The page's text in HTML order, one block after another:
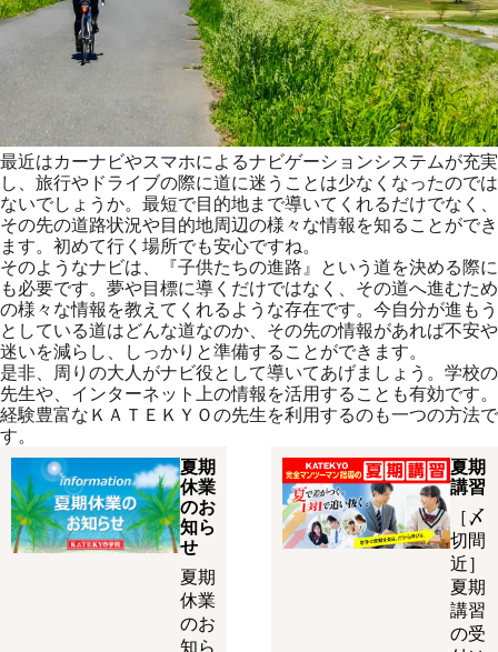
最近はカーナビやスマホによるナビゲーションシステムが充実
し、旅行やドライブの際に道に迷うことは少なくなったのでは
ないでしょうか。最短で目的地まで導いてくれるだけでなく、
その先の道路状況や目的地周辺の様々な情報を知ることができ
ます。初めて行く場所でも安心ですね。
そのようなナビは、『子供たちの進路』という道を決める際に
も必要です。夢や目標に導くだけではなく、その道へ進むため
の様々な情報を教えてくれるような存在です。今自分が進もう
としている道はどんな道なのか、その先の情報があれば不安や
迷いを減らし、しっかりと準備することができます。
是非、周りの大人がナビ役として導いてあげましょう。学校の
先生や、インターネット上の情報を活用することも有効です。
経験豊富なＫＡＴＥＫＹＯの先生を利用するのも一つの方法で
す。
夏期
休業
のお
知ら
せ
夏期
休業
のお
知ら
夏期
講習
［〆
切間
近］
夏期
講習
の受